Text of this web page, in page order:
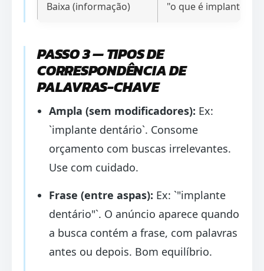
Baixa (informação) "o que é implante
PASSO 3 — TIPOS DE
CORRESPONDÊNCIA DE
PALAVRAS-CHAVE
Ampla (sem modificadores): Ex:
`implante dentário`. Consome
orçamento com buscas irrelevantes.
Use com cuidado.
Frase (entre aspas): Ex: `"implante
dentário"`. O anúncio aparece quando
a busca contém a frase, com palavras
antes ou depois. Bom equilíbrio.